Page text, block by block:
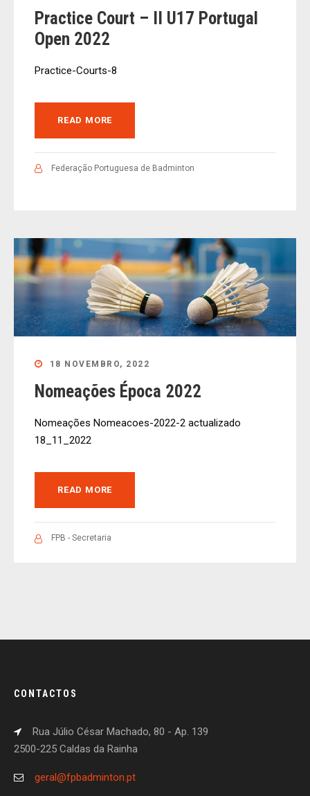
Practice Court – II U17 Portugal
Open 2022
Practice-Courts-8
READ MORE
Federação Portuguesa de Badminton
18 NOVEMBRO, 2022
Nomeações Época 2022
Nomeações Nomeacoes-2022-2 actualizado
18_11_2022
READ MORE
FPB - Secretaria
CONTACTOS
Rua Júlio César Machado, 80 - Ap. 139
2500-225 Caldas da Rainha
geral@fpbadminton.pt